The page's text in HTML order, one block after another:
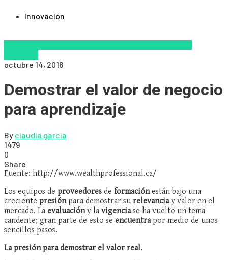
Innovación
octubre 14, 2016
Demostrar el valor de negocio
para aprendizaje
By claudia garcia
1479
0
Share
Fuente: http://www.wealthprofessional.ca/
Los equipos de proveedores de formaciónestán bajo una
creciente presiónpara demostrar su relevanciay valor en el
mercado. La evaluacióny la vigenciase ha vuelto un tema
candente; gran parte de esto se encuentrapor medio de unos
sencillos pasos.
La presión para demostrar el valor real.